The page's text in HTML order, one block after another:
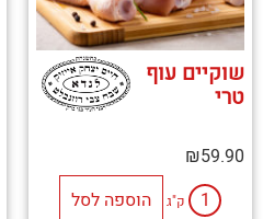
שוקיים עוף
טרי
₪59.90
ק"ג הוספה לסל